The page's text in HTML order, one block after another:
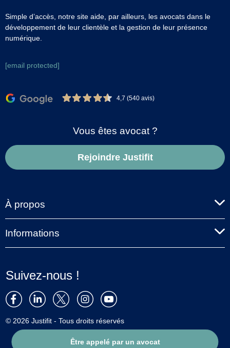
Être appelé par un avocat
Simple d’accès, notre site aide, par ailleurs, les avocats dans le
développement de leur clientèle et la gestion de leur présence
numérique.
[email protected]
4,7 (540 avis)
Vous êtes avocat ?
Rejoindre Justifit
À propos
Informations
Suivez-nous !
© 2026 Justifit - Tous droits réservés